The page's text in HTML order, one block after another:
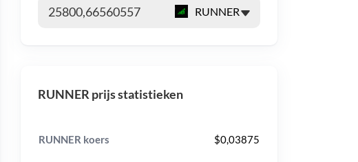
RUNNER prijs statistieken
RUNNER koers $0,03875